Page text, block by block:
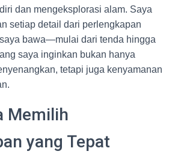
dan mengeksplorasi alam. Saya
setiap detail dari perlengkapan
bawa—mulai dari tenda hingga
saya inginkan bukan hanya
tetapi juga kenyamanan
Memilih
yang Tepat